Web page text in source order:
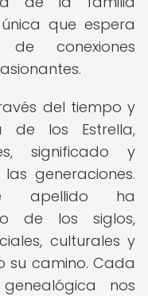
que espera
conexiones
del tiempo y
de los Estrella,
significado y
generaciones.
apellido ha
de los siglos,
culturales y
su camino. Cada
nos